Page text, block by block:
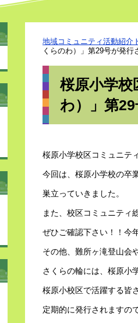
地域コミュニティ活動紹介
くらのわ）」第29号が発行
桜原小学
わ）」第
桜原小学校区コミュニテ
今回は、桜原小学校の卒
巣立っていきました。
また、校区コミュニティ
ぜひご確認下さい！！今
その他、難所ヶ滝登山会
さくらの輪には、桜原小
桜原小校区で活躍する皆
定期的に発行されますの